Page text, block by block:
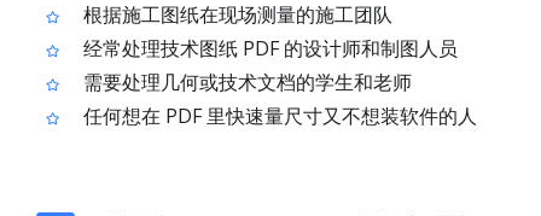
根据施工图纸在现场测量的施工团队
经常处理技术图纸 PDF 的设计师和制图人员
需要处理几何或技术文档的学生和老师
任何想在 PDF 里快速量尺寸又不想装软件的人